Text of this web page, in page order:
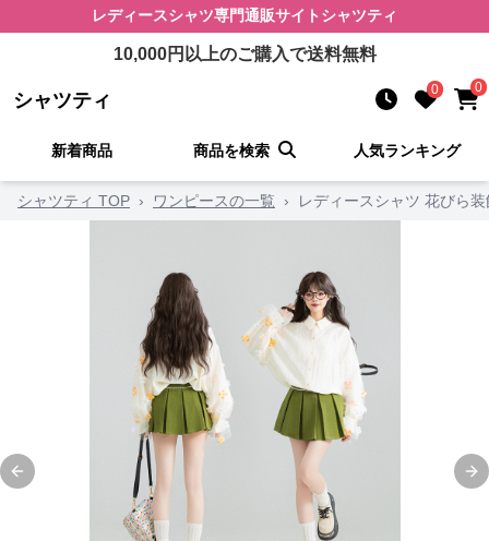
レディースシャツ専門通販サイト シャツティ
10,000円以上のご購入で送料無料
シャツティ 0 0
新着商品 商品を検索 人気ランキング
シャツティ TOP › ワンピースの一覧 › レディースシャツ 花びら
Previous slide